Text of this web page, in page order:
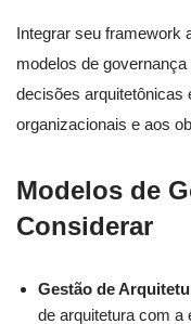
Integrar seu framework
modelos de
decisões arquitetônicas
organizacionais e aos
Modelos de
Considerar
Gestão de
de arquitetura com a